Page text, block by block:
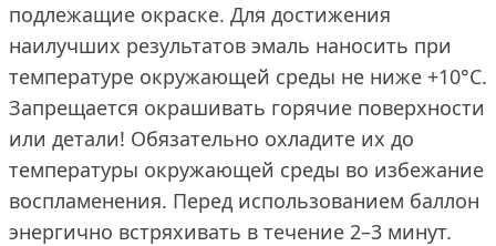
подлежащие окраске. Для достижения
наилучших результатов эмаль наносить при
температуре окружающей среды не ниже +10°C.
Запрещается окрашивать горячие поверхности
или детали! Обязательно охладите их до
температуры окружающей среды во избежание
воспламенения. Перед использованием баллон
энергично встряхивать в течение 2–3 минут.